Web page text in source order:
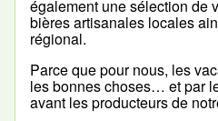
également une sélection de
bières artisanales locales
régional.
Parce que pour nous, les
les bonnes choses… et par
avant les producteurs de